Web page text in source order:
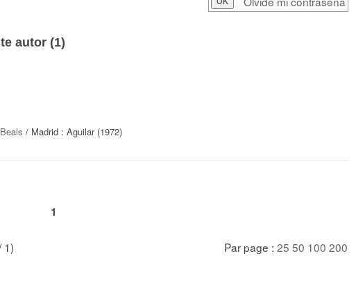
autor (1)
/ Madrid : Aguilar (1972)
1
1) Par page : 25 50 100 200